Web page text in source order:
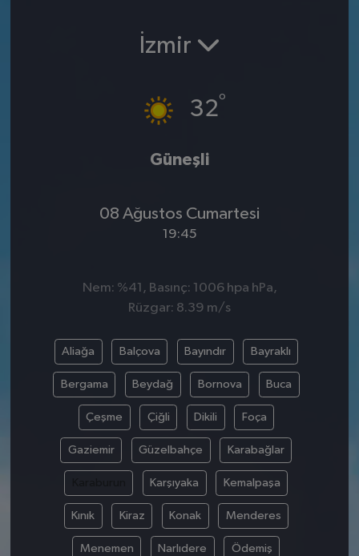
İzmir
32°
Güneşli
08 Ağustos Cumartesi
19:45
Nem: %41, Basınç: 1006 hpa hPa,
Rüzgar: 8.39 m/s
Aliağa Balçova Bayındır Bayraklı
Bergama Beydağ Bornova Buca
Çeşme Çiğli Dikili Foça
Gaziemir Güzelbahçe Karabağlar
Karşıyaka Kemalpaşa
Kınık Kiraz Konak Menderes
Menemen Narlıdere Ödemiş